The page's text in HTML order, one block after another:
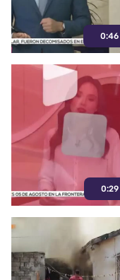
0:46
0:29